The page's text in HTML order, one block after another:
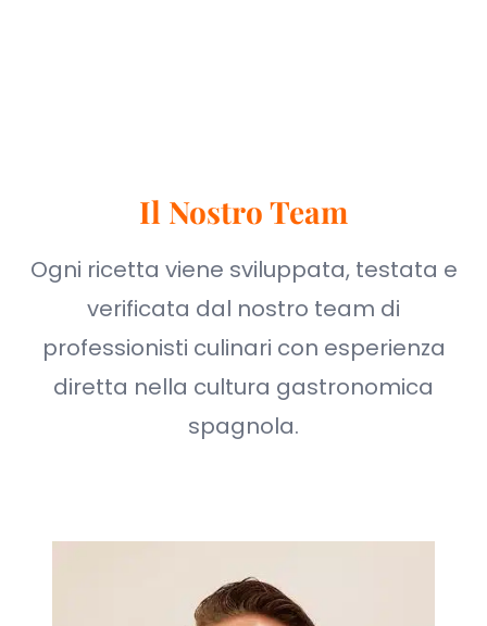
Il Nostro Team
Ogni ricetta viene sviluppata, testata e
verificata dal nostro team di
professionisti culinari con esperienza
diretta nella cultura gastronomica
spagnola.